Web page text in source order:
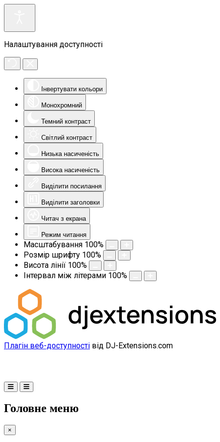
Налаштування доступності
Інвертувати кольори
Монохромний
Темний контраст
Світлий контраст
Низька насиченість
Висока насиченість
Виділити посилання
Виділити заголовки
Читач з екрана
Режим читання
Масштабування 100%
Розмір шрифту 100%
Висота лінії 100%
Інтервал між літерами 100%
Плагін веб-доступності від DJ-Extensions.com
Головне меню
×